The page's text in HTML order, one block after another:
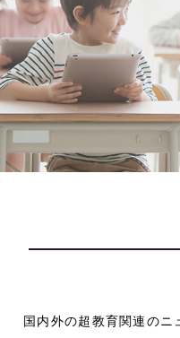
国内外の超教育関連のニ